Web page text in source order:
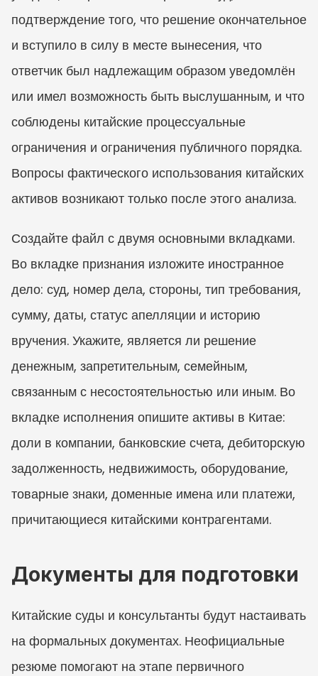
подтверждение того, что решение окончательное
и вступило в силу в месте вынесения, что
ответчик был надлежащим образом уведомлён
или имел возможность быть выслушанным, и что
соблюдены китайские процессуальные
ограничения и ограничения публичного порядка.
Вопросы фактического использования китайских
активов возникают только после этого анализа.
Создайте файл с двумя основными вкладками.
Во вкладке признания изложите иностранное
дело: суд, номер дела, стороны, тип требования,
сумму, даты, статус апелляции и историю
вручения. Укажите, является ли решение
денежным, запретительным, семейным,
связанным с несостоятельностью или иным. Во
вкладке исполнения опишите активы в Китае:
доли в компании, банковские счета, дебиторскую
задолженность, недвижимость, оборудование,
товарные знаки, доменные имена или платежи,
причитающиеся китайскими контрагентами.
Документы для подготовки
Китайские суды и консультанты будут настаивать
на формальных документах. Неофициальные
резюме помогают на этапе первичного